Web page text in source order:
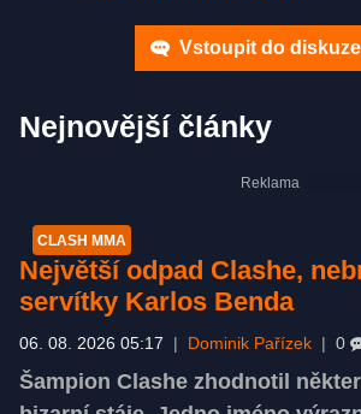
Vstoupit do
Nejnovější články
CLASH MMA
Největší odpad Clashe,
servítky Karlos Benda
06. 08. 2026 05:17 Dominik Pařízek 0
Šampion Clashe zhodnotil